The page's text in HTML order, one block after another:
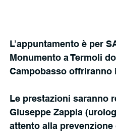
L’appuntamento è per
Monumento a Termoli
Campobasso offriranno
Le prestazioni saranno
Giuseppe Zappia
attento alla